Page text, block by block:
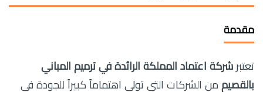
مقدمة
تعتبر شركة اعتماد المملكة الرائدة في ترميم المباني
بالقصيم من الشركات التي تولي اهتماماً كبيراً للجودة في